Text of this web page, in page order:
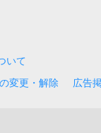
いて
変更・解除 広告